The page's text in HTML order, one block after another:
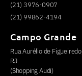
(21) 3976-0907
(21) 99862-4194
Campo Grande
Rua Aurélio de
RJ
(Shopping Audi)